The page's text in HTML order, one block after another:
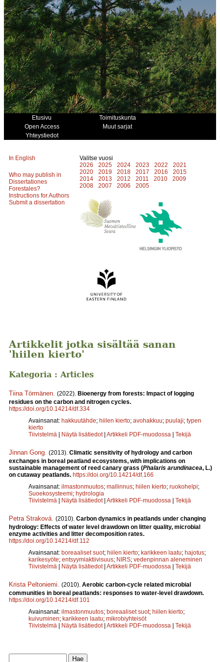
Etusivu
Toimituskunta
Open Access
Muut sarjat
Yhteystiedot
In English
Who may publish in
Dissertationes
Forestales?
Instructions for Authors
Submit a dissertation
Valitse vuosi
2026
2025 2024 2023 2022
2021
2020
2019 2018 2017 2016
2015
2014
2013 2012 2011 2010
2009
2008
2007 2006 2005
Artikkelit jotka sisältää sanan
'hiilen kierto'
Kategoria : Articles
Tiina Törmänen (2022). Bioenergy from forests: Impact of logging
residues on the carbon and nitrogen cycles.
https://doi.org/10.14214/df.334
Avainsanat: hakkuutähde; hiilen kierto; avohakkuu; puulaji; typen
kierto
Tiivistelmä | Näytä lisätiedot | Artikkeli PDF-muodossa | Tekijä
Jinnan Gong (2013). Climatic sensitivity of hydrology and carbon
exchanges in boreal peatland ecosystems, with implications on
sustainable management of reed canary grass (Phalaris arundinacea, L.)
on cutaway peatlands. https://doi.org/10.14214/df.166
Avainsanat: ilmastonmuutos; mallinnus; hiilen kierto; ruokohelpi;
Suoekosysteemi; hydrologia
Tiivistelmä | Näytä lisätiedot | Artikkeli PDF-muodossa | Tekijä
Petra Straková (2010). Carbon dynamics in peatlands under changing
hydrology: Effects of water level drawdown on litter quality, microbial
enzyme activities and litter decomposition rates.
https://doi.org/10.14214/df.112
Avainsanat: boreaaliset suot; hiilen kierto; karikkeen laatu; hajotus;
karikesyöte; entsyymiaktiivisuus; NIRS; vedenpinnan aleneminen
Tiivistelmä | Näytä lisätiedot | Artikkeli PDF-muodossa | Tekijä
Krista Peltoniemi (2010). Aerobic carbon-cycle related microbial
communities in boreal peatlands: responses to water-level drawdown.
https://doi.org/10.14214/df.101
Avainsanat: ilmastonmuutos; boreaaliset suot; hiilen kierto;
kuivuminen; karikkeen laatu; mikrobiyhteisöt
Tiivistelmä | Näytä lisätiedot | Artikkeli PDF-muodossa | Tekijä